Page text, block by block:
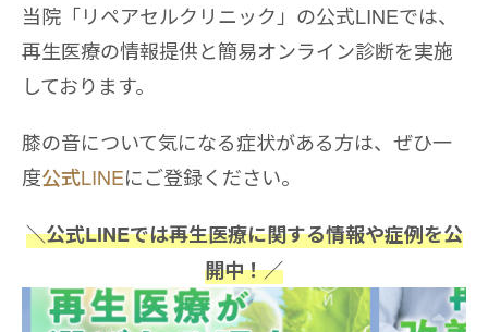
当院「リペアセルクリニック」の公式LINEでは、
再生医療の情報提供と簡易オンライン診断を実施
しております。
膝の音について気になる症状がある方は、ぜひ一
度公式LINEにご登録ください。
＼公式LINEでは再生医療に関する情報や症例を公
開中！／